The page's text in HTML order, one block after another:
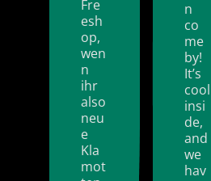
Fre
esh
op,
wen
n
ihr
also
neu
e
Kla
mot
n
co
me
by!
It’s
cool
insi
de,
and
we
hav